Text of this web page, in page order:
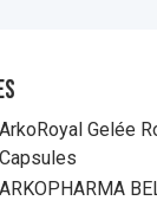
ArkoRoyal Gelée
Capsules
ARKOPHARMA